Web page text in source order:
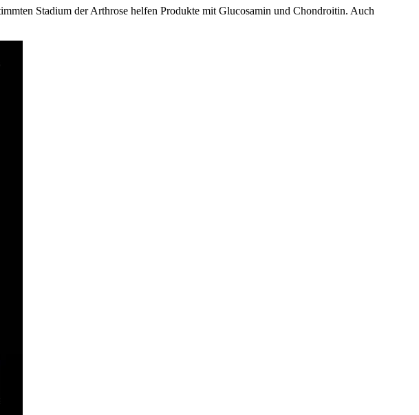
Stadium der Arthrose helfen Produkte mit Glucosamin und Chondroitin. Auch